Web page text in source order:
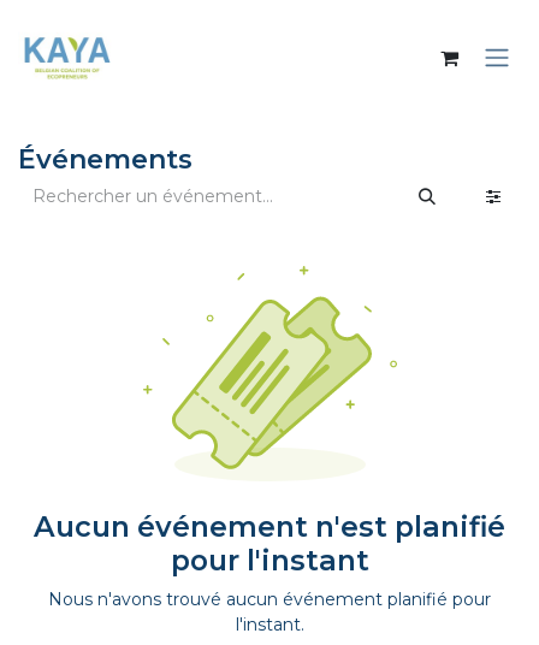
Événements
Aucun événement n'est planifié
pour l'instant
Nous n'avons trouvé aucun événement planifié pour
l'instant.